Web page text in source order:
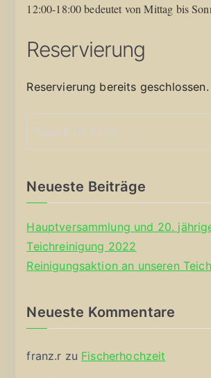
12:00-18:00 bedeutet von Mittag bis
Reservierung
Reservierung bereits geschlossen.
Neueste Beiträge
Hauptversammlung und 20.
Teichreinigung 2022
Reinigungsaktion an unseren
Neueste Kommentare
franz.r zu Fischerhochzeit